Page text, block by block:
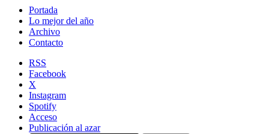
Portada
Lo mejor del año
Archivo
Contacto
RSS
Facebook
X
Instagram
Spotify
Acceso
Publicación al azar